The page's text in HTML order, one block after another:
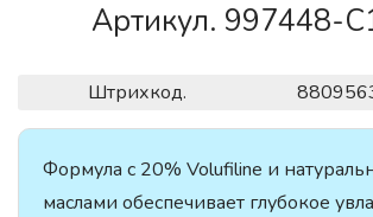
Артикул. 997448-
Штрихкод.
Формула с 20% Volufiline и
маслами обеспечивает глубокое